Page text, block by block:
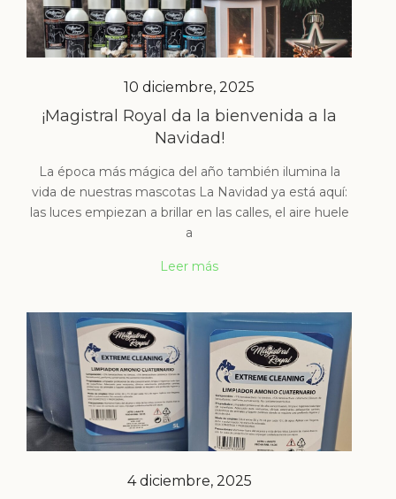
10 diciembre, 2025
¡Magistral Royal da la bienvenida a la
Navidad!
La época más mágica del año también ilumina la
vida de nuestras mascotas La Navidad ya está aquí:
las luces empiezan a brillar en las calles, el aire huele
a
Leer más
4 diciembre, 2025